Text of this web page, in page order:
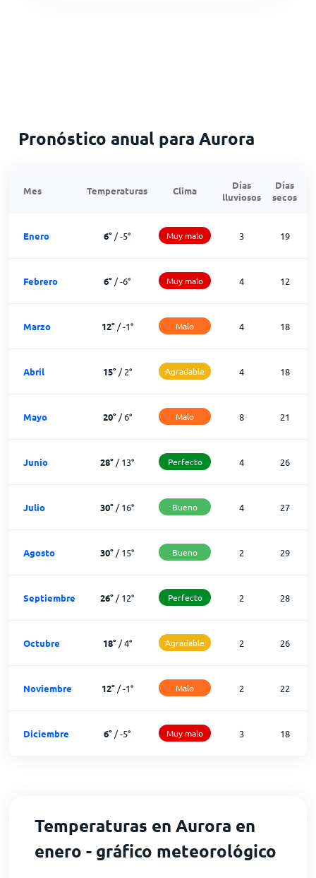
Pronóstico anual para Aurora
Mes Temperaturas Clima
Días
lluviosos
Días
secos
Enero 6° /-5° Muy malo 3 19
Febrero 6° /-6° Muy malo 4 12
Marzo 12°/-1° Malo 4 18
Abril 15°/2° Agradable 4 18
Mayo 20°/6° Malo 8 21
Junio 28° /13° Perfecto 4 26
Julio 30° /16° Bueno 4 27
Agosto 30° /15° Bueno 2 29
Septiembre 26° /12° Perfecto 2 28
Octubre 18°/4° Agradable 2 26
Noviembre 12°/-1° Malo 2 22
Diciembre 6° /-5° Muy malo 3 18
Temperaturas en Aurora en
enero - gráfico meteorológico